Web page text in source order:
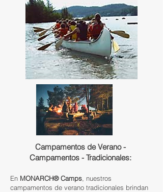
Campamentos de Verano -
Campamentos - Tradicionales:
En MONARCH® Camps , nuestros
campamentos de verano tradicionales brindan